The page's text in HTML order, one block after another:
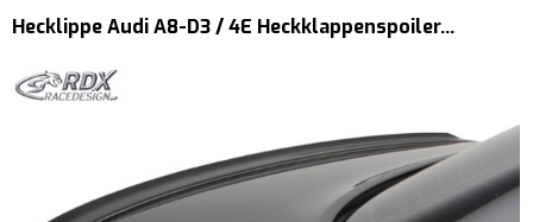
Hecklippe Audi A8-D3 / 4E Heckklappenspoiler...